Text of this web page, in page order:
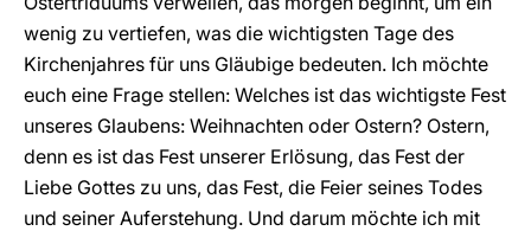
wenig zu vertiefen, was die wichtigsten Tage des
Kirchenjahres für uns Gläubige bedeuten. Ich möchte
euch eine Frage stellen: Welches ist das wichtigste Fest
unseres Glaubens: Weihnachten oder Ostern? Ostern,
denn es ist das Fest unserer Erlösung, das Fest der
Liebe Gottes zu uns, das Fest, die Feier seines Todes
und seiner Auferstehung. Und darum möchte ich mit